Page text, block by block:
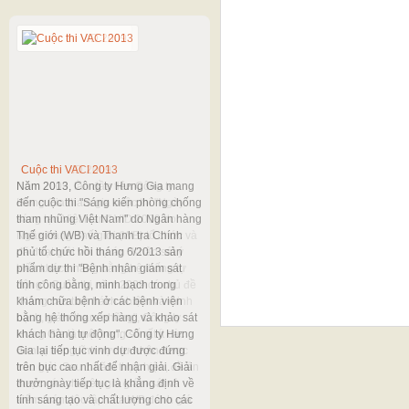
Cuộc thi VACI 2013
Năm 2013, Công ty Hưng Gia mang
đến cuộc thi "Sáng kiến phòng chống
tham nhũng Việt Nam" do Ngân hàng
Thế giới (WB) và Thanh tra Chính
phủ tổ chức hồi tháng 6/2013 sản
phẩm dự thi "Bệnh nhân giám sát
tính công bằng, minh bạch trong
khám chữa bệnh ở các bệnh viện
bằng hệ thống xếp hàng và khảo sát
khách hàng tự động". Công ty Hưng
Gia lại tiếp tục vinh dự được đứng
trên bục cao nhất để nhận giải. Giải
thưởngnày tiếp tục là khẳng định về
tính sáng tạo và chất lượng cho các
Cuộc thi VID 2009
Năm 2009, lần đầu tiên Công ty
Hưng Gia tham gia cuộc thi "Ngày
sáng tạo Việt Nam" VID 2009 do
Ngân hàng Thế giới (WB) tổ chức và
đã đoạt giải với dự án "Khảo sát ý
kiến khách hàng bằng hệ thống tự
động". Cuộc thi năm 2009 có chủ đề
"Nâng cao tính trách nhiệm và minh
bạch, giảm tham nhũng", Công ty
Hưng Gia là một trong số rất ít các
đơn vị trong lĩnh vực tư nhân được
trao giải. Sau 1 năm thực hiện, đề án
được các chuyên gia giám sát và
kiểm toán độc lập của WB đánh giá